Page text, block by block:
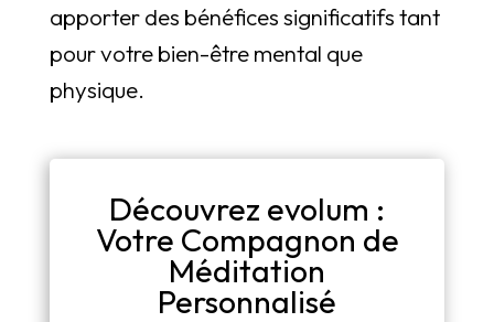
apporter des bénéfices significatifs tant
pour votre bien-être mental que
physique.
Découvrez evolum :
Votre Compagnon de
Méditation
Personnalisé